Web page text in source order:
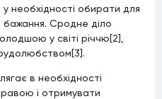
необхідності обирати для
бажання. Сродне діло
у світі річчю[2],
в необхідності
і отримувати